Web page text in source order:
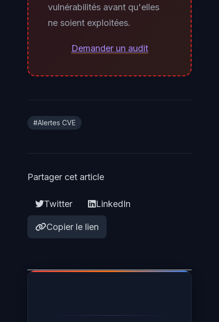
L'application du patch reste
impérative même dans cette
configuration, et une investigation
recommandée pour exclure toute
vulnérabilités avant qu'elles
ne soient exploitées.
Demander un audit
#Alertes CVE
Partager cet article
Twitter LinkedIn
Copier le lien